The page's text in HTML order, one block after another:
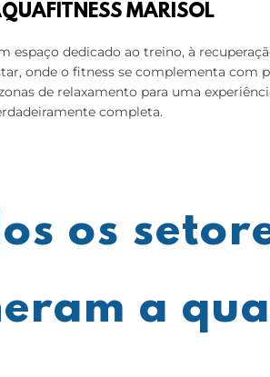
MARISOL
espaço dedicado ao treino, à
onde o fitness se complementa com
de relaxamento para uma
completa.
os
a